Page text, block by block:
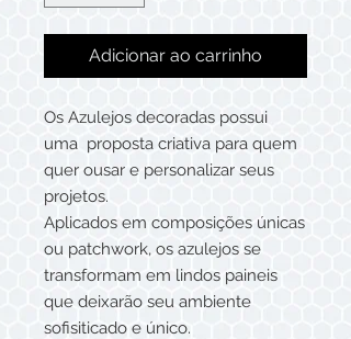
Adicionar ao carrinho
Os Azulejos decoradas possui
uma proposta criativa para quem
quer ousar e personalizar seus
projetos.
Aplicados em composições únicas
ou patchwork, os azulejos se
transformam em lindos paineis
que deixarão seu ambiente
sofisiticado e único.